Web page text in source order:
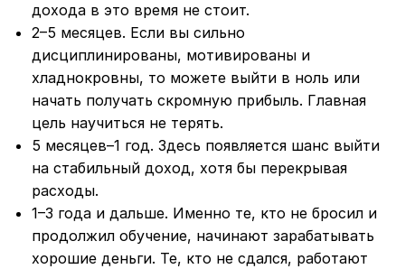
дохода в это время не стоит.
2–5 месяцев. Если вы сильно
дисциплинированы, мотивированы и
хладнокровны, то можете выйти в ноль или
начать получать скромную прибыль. Главная
цель научиться не терять.
5 месяцев–1 год. Здесь появляется шанс выйти
на стабильный доход, хотя бы перекрывая
расходы.
1–3 года и дальше. Именно те, кто не бросил и
продолжил обучение, начинают зарабатывать
хорошие деньги. Те, кто не сдался, работают